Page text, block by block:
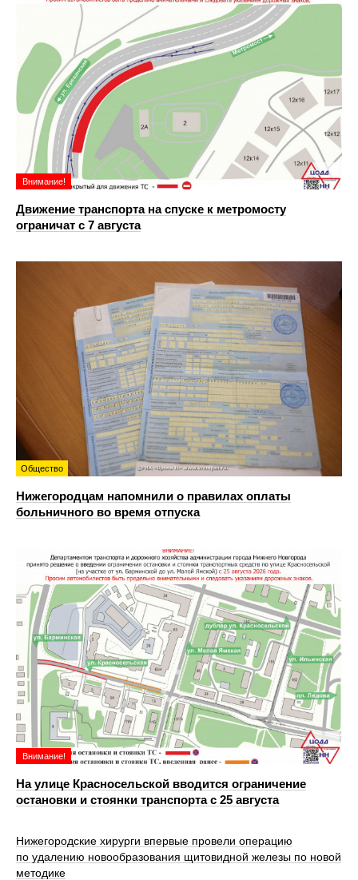
Внимание!
Движение транспорта на спуске к метромосту
ограничат с 7 августа
Общество
Нижегородцам напомнили о правилах оплаты
больничного во время отпуска
Внимание!
На улице Красносельской вводится ограничение
остановки и стоянки транспорта с 25 августа
Нижегородские хирурги впервые провели операцию
по удалению новообразования щитовидной железы по новой
методике